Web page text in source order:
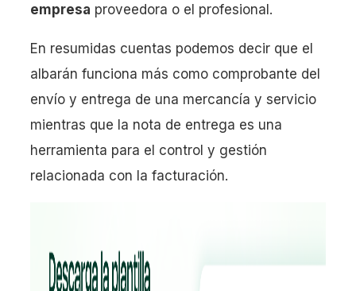
empresa proveedora o el profesional.
En resumidas cuentas podemos decir que el
albarán funciona más como comprobante del
envío y entrega de una mercancía y servicio
mientras que la nota de entrega es una
herramienta para el control y gestión
relacionada con la facturación.